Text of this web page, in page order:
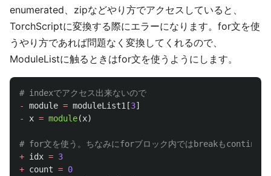
enumerated、zipなどやり方でアクセスしていると、
TorchScriptに変換する際にエラーになります。for文を使
うやり方であれば問題なく変換してくれるので、
ModuleListに触るときはfor文を使うようにします。
-
module = moduleList1 [3]
-
x = module(x)
+ idx = 3
+ count = 0